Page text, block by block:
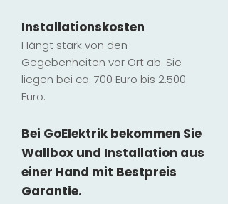
Installationskosten
Hängt stark von den
Gegebenheiten vor Ort ab. Sie
liegen bei ca. 700 Euro bis 2.500
Euro.
Bei GoElektrik bekommen Sie
Wallbox und Installation aus
einer Hand mit Bestpreis
Garantie.